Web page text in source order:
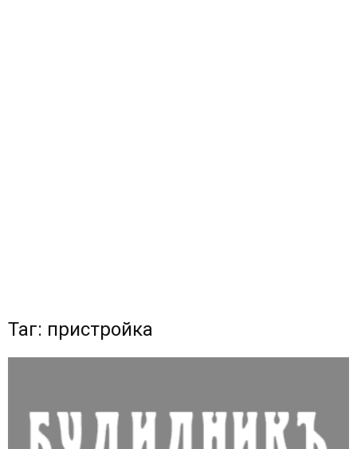
Таг: пристройка